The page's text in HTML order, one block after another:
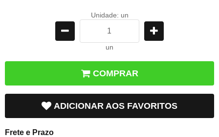
Unidade: un
un
COMPRAR
ADICIONAR AOS FAVORITOS
Frete e Prazo